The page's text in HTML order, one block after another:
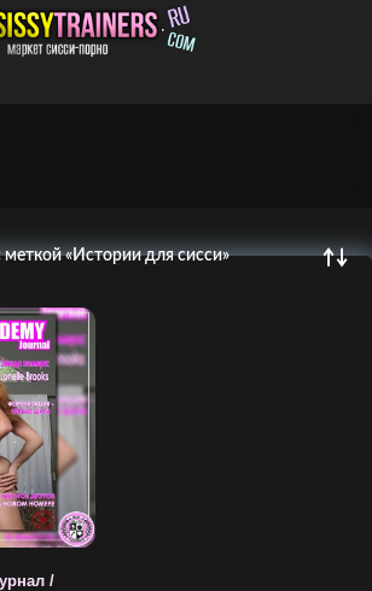
меткой «Истории для сисси»
/